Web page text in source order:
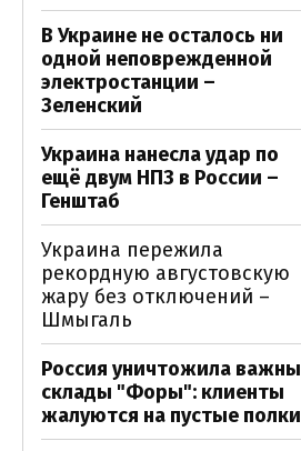
В Украине не осталось ни
одной неповрежденной
электростанции –
Зеленский
Украина нанесла удар по
ещё двум НПЗ в России –
Генштаб
Украина пережила
рекордную августовскую
жару без отключений –
Шмыгаль
Россия уничтожила
склады "Форы": клиенты
жалуются на пустые полки